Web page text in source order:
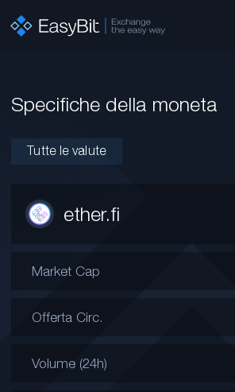
Specifiche della moneta
Tutte le valute
ether.fi
Market Cap
Offerta Circ.
Volume (24h)